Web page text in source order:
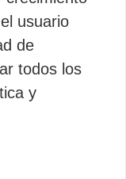
usuario
de
todos los
y